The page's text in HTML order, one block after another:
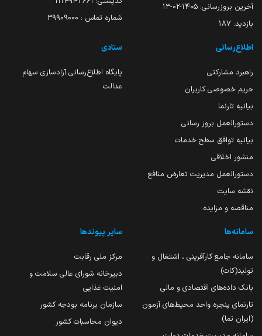
آخرین بروزرسانی: ۱۴۰۵-۰۲-۱۳
بازدید: 187
شماره تماس : 39909000
اطلاع‌رسانی
راهبرد مشارکتی
حریم خصوصی کاربران
بیانیه تارنما
دستورالعمل بروز رسانی
بیانیه توافق سطح خدمات
منشور اخلاقی
دستورالعمل مدیریت تعارض منافع
نقشه سایت
مناقصه و مزایده
ستادی
پایگاه اطلاع‌رسانی آزادسازی سهام
عدالت
سامانه‌ها
سامانه جامع کارآفرینی ، اشتغال و
تولید(کات)
بانک داده‌های اقتصادی و مالی
تارنمای پنجره واحد محیط‌های آزمون
(ایران تما)
سایر پیوندها
مرکز ملی رقابت
دبیرخانه شورای عالی سلامت و
امنیت غذایی
سازمان برنامه بودجه کشور
دیوان محاسبات کشور